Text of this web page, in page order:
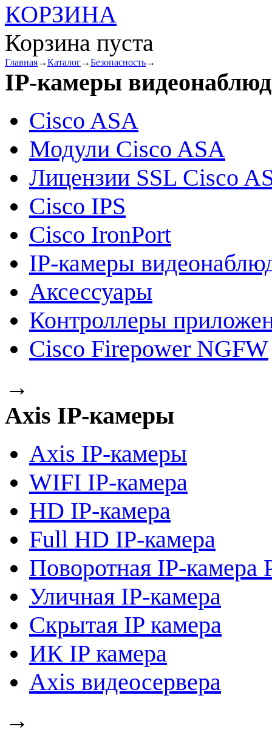
КОРЗИНА
Корзина пуста
Главная→Каталог→Безопасность→
IP-камеры
Cisco ASA
Модули Cisco ASA
Лицензии SSL Cisco
Cisco IPS
Cisco IronPort
IP-камеры
Аксессуары
Контроллеры
Cisco Firepower NGFW
→
Axis IP-камеры
Axis IP-камеры
WIFI IP-камера
HD IP-камера
Full HD IP-камера
Поворотная IP-камера
Уличная IP-камера
Скрытая IP камера
ИК IP камера
Axis видеосервера
→